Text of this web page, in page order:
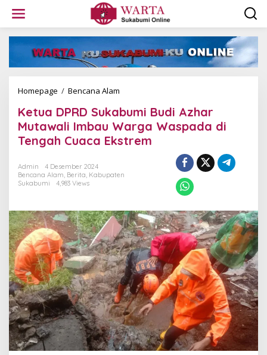
w
Homepage / Bencana Alam
t
u
a
D
D
k
a
b
u
m
i
B
u
d
i
A
z
h
a
Ketua DPRD Sukabumi Budi Azhar
Mutawali Imbau Warga Waspada di
Tengah Cuaca Ekstrem
Admin
4 Desember 2024
Bencana Alam, Berita, Kabupaten
Sukabumi
4,983 Views